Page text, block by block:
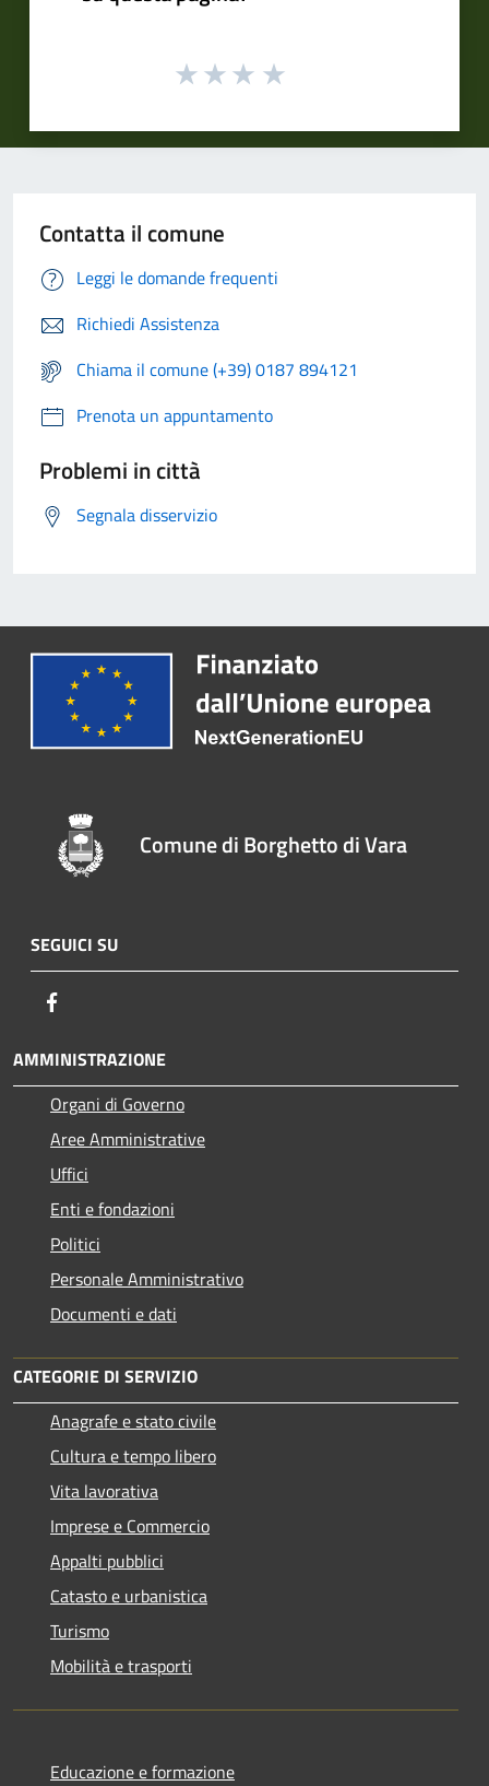
Contatta il comune
Leggi le domande frequenti
Richiedi Assistenza
Chiama il comune (+39) 0187 894121
Prenota un appuntamento
Problemi in città
Segnala disservizio
Comune di Borghetto di Vara
SEGUICI SU
AMMINISTRAZIONE
Organi di Governo
Aree Amministrative
Uffici
Enti e fondazioni
Politici
Personale Amministrativo
Documenti e dati
CATEGORIE DI SERVIZIO
Anagrafe e stato civile
Cultura e tempo libero
Vita lavorativa
Imprese e Commercio
Appalti pubblici
Catasto e urbanistica
Turismo
Mobilità e trasporti
Educazione e formazione